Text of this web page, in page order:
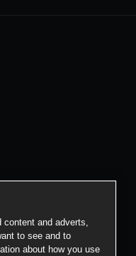
and adverts,
to see and to
about how you use